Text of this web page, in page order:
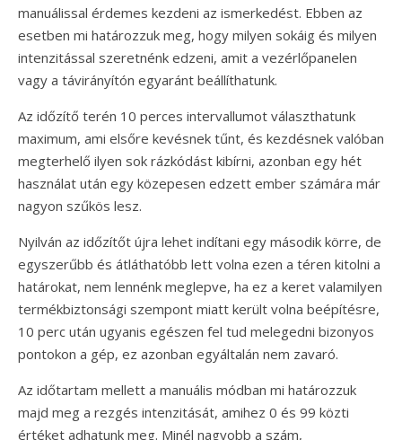
manuálissal érdemes kezdeni az ismerkedést. Ebben az
esetben mi határozzuk meg, hogy milyen sokáig és milyen
intenzitással szeretnénk edzeni, amit a vezérlőpanelen
vagy a távirányítón egyaránt beállíthatunk.
Az időzítő terén 10 perces intervallumot választhatunk
maximum, ami elsőre kevésnek tűnt, és kezdésnek valóban
megterhelő ilyen sok rázkódást kibírni, azonban egy hét
használat után egy közepesen edzett ember számára már
nagyon szűkös lesz.
Nyilván az időzítőt újra lehet indítani egy második körre, de
egyszerűbb és átláthatóbb lett volna ezen a téren kitolni a
határokat, nem lennénk meglepve, ha ez a keret valamilyen
termékbiztonsági szempont miatt került volna beépítésre,
10 perc után ugyanis egészen fel tud melegedni bizonyos
pontokon a gép, ez azonban egyáltalán nem zavaró.
Az időtartam mellett a manuális módban mi határozzuk
majd meg a rezgés intenzitását, amihez 0 és 99 közti
értéket adhatunk meg. Minél nagyobb a szám,